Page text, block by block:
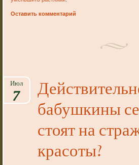
Оставить комментарий
бабушкины
стоят на
красоты?
Июл
7